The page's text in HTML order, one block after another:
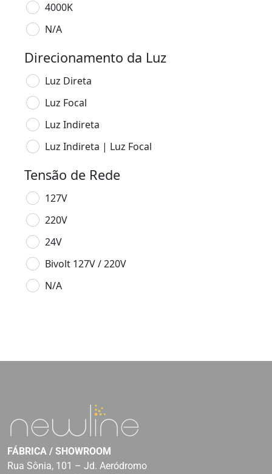
4000K
N/A
Direcionamento da Luz
Luz Direta
Luz Focal
Luz Indireta
Luz Indireta | Luz Focal
Tensão de Rede
127V
220V
24V
Bivolt 127V / 220V
N/A
FÁBRICA / SHOWROOM
Rua Sônia, 101 – Jd. Aeródromo